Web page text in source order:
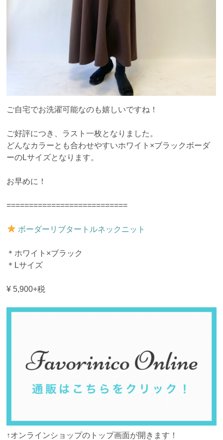
ご自宅でお洗濯可能なのも嬉しいですね！
ご好評につき、ラスト一枚となりました。
どんなカラーとも合わせやすいホワイト×ブラックボーダ
ーのLサイズとなります。
お早めに！
===========================
ボーダーリブタートルネックニット
＊ホワイト×ブラック
＊Lサイズ
¥ 5,900+税
↑オンラインショップのトップ画面が開きます！